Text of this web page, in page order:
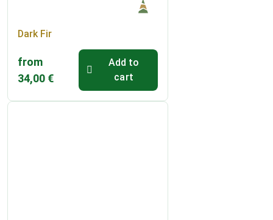
Dark Fir
from
34,00 €
Add to
cart